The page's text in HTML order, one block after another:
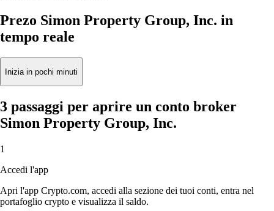
Prezo Simon Property Group, Inc. in
tempo reale
Inizia in pochi minuti
3 passaggi per aprire un conto broker
Simon Property Group, Inc.
1
Accedi l'app
Apri l'app Crypto.com, accedi alla sezione dei tuoi conti, entra nel
portafoglio crypto e visualizza il saldo.